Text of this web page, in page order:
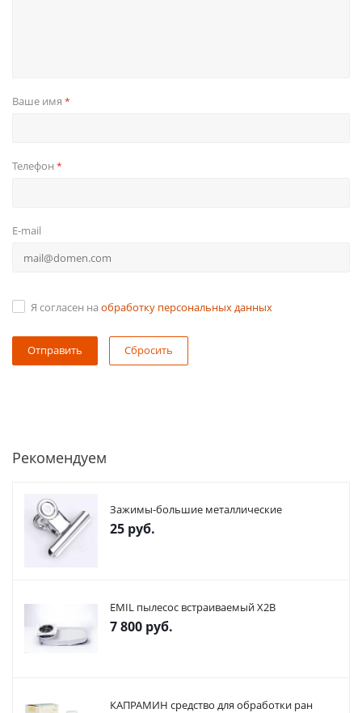
Ваше имя *
Телефон *
E-mail
Я согласен на обработку персональных данных
Сбросить
Рекомендуем
Зажимы-большие металлические
25 руб.
EMIL пылесос встраиваемый X2В
7 800 руб.
КАПРАМИН средство для обработки ран